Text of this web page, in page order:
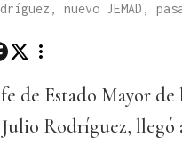
nuevo JEMAD,
de Estado Mayor
Julio Rodríguez, llegó